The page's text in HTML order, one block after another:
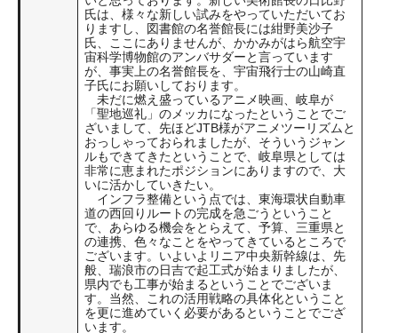
氏は、様々な新しい試みをやっていただいてお
りますし、図書館の名誉館長には紺野美沙子
氏、ここにありませんが、かかみがはら航空宇
宙科学博物館のアンバサダーと言っています
が、事実上の名誉館長を、宇宙飛行士の山崎直
子氏にお願いしております。
未だに燃え盛っているアニメ映画、岐阜が
「聖地巡礼」のメッカになったということでご
ざいまして、先ほどJTB様がアニメツーリズムと
おっしゃっておられましたが、そういうジャン
ルもできてきたということで、岐阜県としては
非常に恵まれたポジションにありますので、大
いに活かしていきたい。
インフラ整備という点では、東海環状自動車
道の西回りルートの完成を急ごうということ
で、あらゆる機会をとらえて、予算、三重県と
の連携、色々なことをやってきているところで
ございます。いよいよリニア中央新幹線は、先
般、瑞浪市の日吉で起工式が始まりましたが、
県内でも工事が始まるということでございま
す。当然、これの活用戦略の具体化ということ
を更に進めていく必要があるということでござ
います。